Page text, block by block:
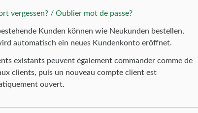
vergessen? / Oublier mot de passe?
Kunden können wie Neukunden bestellen,
automatisch ein neues Kundenkonto eröffnet.
existants peuvent également commander comme de
clients, puis un nouveau compte client est
ouvert.